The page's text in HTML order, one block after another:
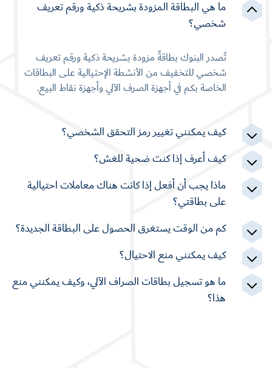
ما هي البطاقة المزودة بشريحة ذكية ورقم تعريف
شخصي؟
تُصدر البنوك بطاقةً مزودة بشريحة ذكية ورقم تعريف
شخصي للتخفيف من الأنشطة الإحتيالية على البطاقات
الخاصة بكم في أجهزة الصرف الآلي وأجهزة نقاط البيع.
كيف يمكنني تغيير رمز التحقق الشخصي؟
كيف أعرف إذا كنت ضحية للغش؟
ماذا يجب أن أفعل إذا كانت هناك معاملات احتيالية
على بطاقتي؟
كم من الوقت يستغرق الحصول على البطاقة الجديدة؟
كيف يمكنني منع الاحتيال؟
ما هو تسجيل بطاقات الصراف الآلي، وكيف يمكنني منع
هذا؟